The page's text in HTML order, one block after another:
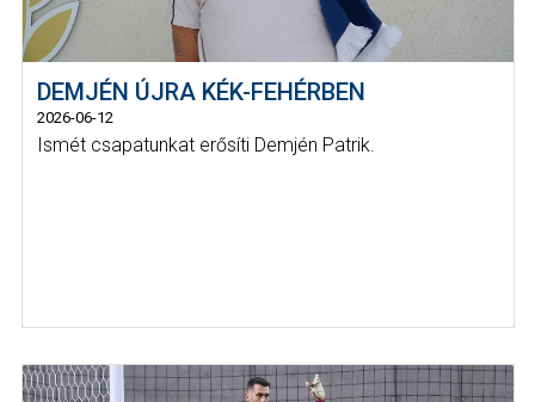
DEMJÉN ÚJRA KÉK-FEHÉRBEN
2026-06-12
Ismét csapatunkat erősíti Demjén Patrik.